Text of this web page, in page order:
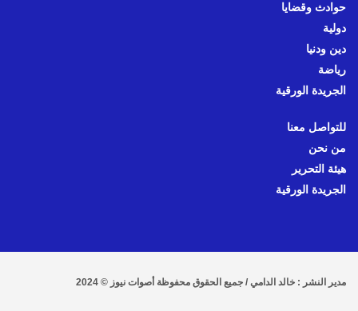
حوادث وقضايا
دولية
دين ودنيا
رياضة
الجريدة الورقية
للتواصل معنا
من نحن
هيئة التحرير
الجريدة الورقية
مدير النشر : خالد الدامي / جميع الحقوق محفوظة أصوات نيوز © 2024